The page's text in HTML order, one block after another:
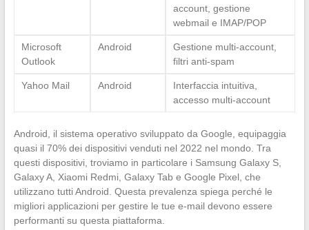
account, gestione
webmail e IMAP/POP
Microsoft
Outlook
Android
Gestione multi-account,
filtri anti-spam
Yahoo Mail Android
Interfaccia intuitiva,
accesso multi-account
Android, il sistema operativo sviluppato da Google, equipaggia
quasi il 70% dei dispositivi venduti nel 2022 nel mondo. Tra
questi dispositivi, troviamo in particolare i Samsung Galaxy S,
Galaxy A, Xiaomi Redmi, Galaxy Tab e Google Pixel, che
utilizzano tutti Android. Questa prevalenza spiega perché le
migliori applicazioni per gestire le tue e-mail devono essere
performanti su questa piattaforma.